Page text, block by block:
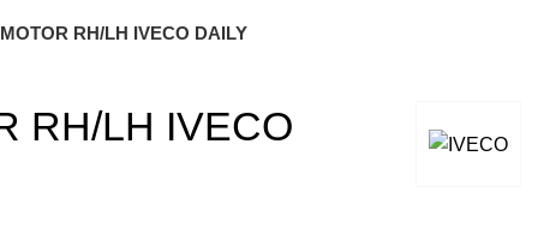
RH/LH IVECO DAILY
RH/LH IVECO